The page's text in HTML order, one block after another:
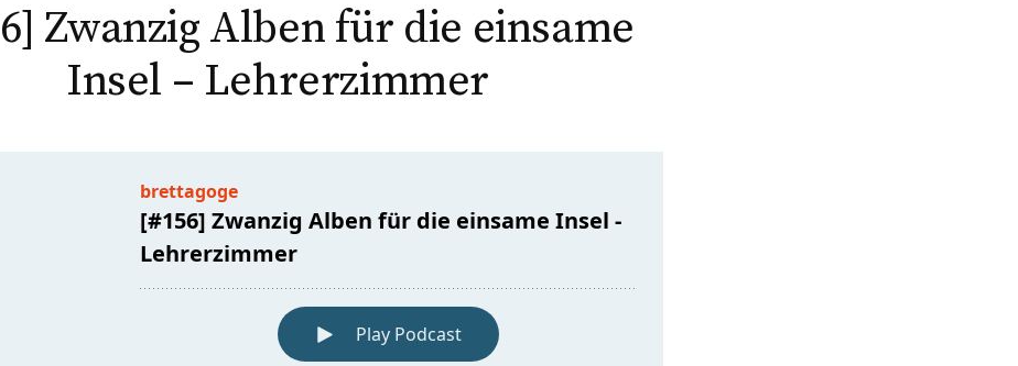
Zwanzig Alben für die einsame
Insel – Lehrerzimmer